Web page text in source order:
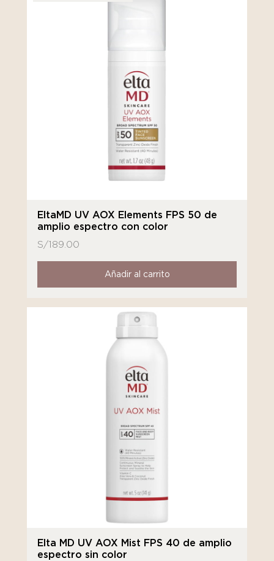
EltaMD UV AOX Elements FPS 50 de
amplio espectro con color
S/189.00
Añadir al carrito
Elta MD UV AOX Mist FPS 40 de amplio
espectro sin color